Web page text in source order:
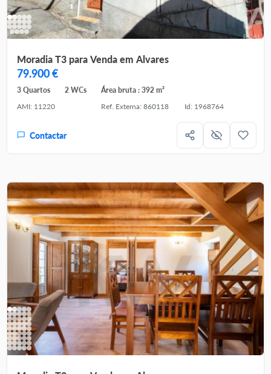
Moradia T3 para Venda em Alvares
79.900 €
3 Quartos 2 WCs
Área bruta : 392 m²
AMI: 11220
Ref. Externa: 860118 Id: 1968764
Contactar